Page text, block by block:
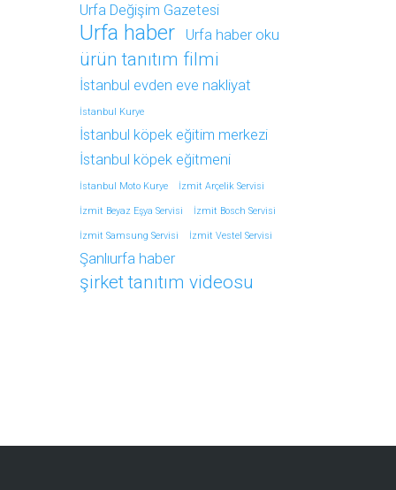
Urfa Değişim Gazetesi
Urfa haber Urfa haber oku
ürün tanıtım filmi
İstanbul evden eve nakliyat
İstanbul Kurye
İstanbul köpek eğitim merkezi
İstanbul köpek eğitmeni
İstanbul Moto Kurye İzmit Arçelik Servisi
İzmit Beyaz Eşya Servisi İzmit Bosch Servisi
İzmit Samsung Servisi İzmit Vestel Servisi
Şanlıurfa haber
şirket tanıtım videosu